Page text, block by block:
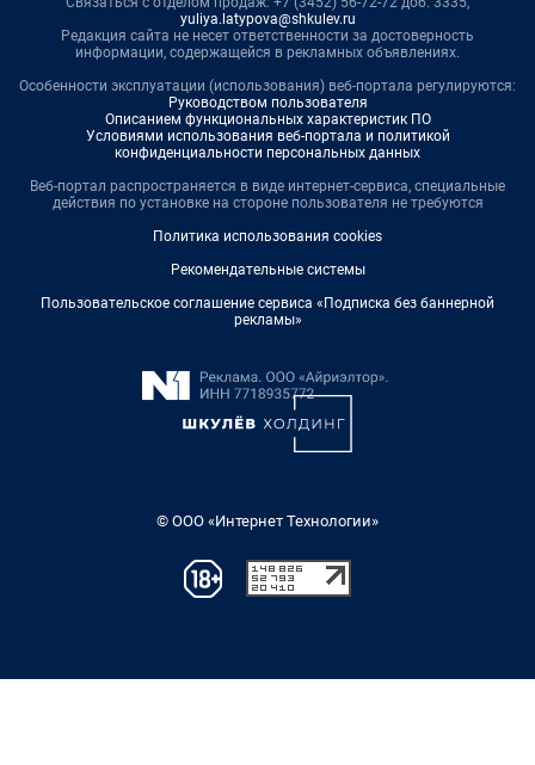
yuliya.latypova@shkulev.ru
Редакция сайта не несет ответственности за достоверность
информации, содержащейся в рекламных объявлениях.
Особенности эксплуатации (использования) веб-портала регулируются:
Руководством пользователя
Описанием функциональных характеристик ПО
Условиями использования веб-портала и политикой
конфиденциальности персональных данных
Веб-портал распространяется в виде интернет-сервиса, специальные
действия по установке на стороне пользователя не требуются
Политика использования cookies
Рекомендательные системы
Пользовательское соглашение сервиса «Подписка без баннерной
рекламы»
© ООО «Интернет Технологии»